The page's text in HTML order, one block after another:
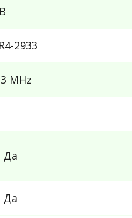
2933
MHz
Да
Да